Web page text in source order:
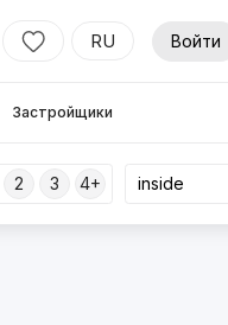
RU Войти
Застройщики
2 3 4+